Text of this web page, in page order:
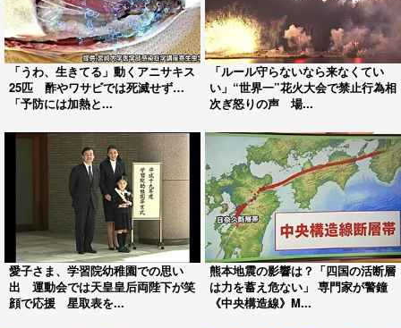
「うわ、生きてる」動くアニサキス
25匹 酢やワサビでは死滅せず…
「予防には加熱と...
「ルール守らないなら来なくてい
い」“世界一”花火大会で禁止行為相
次ぎ怒りの声 場...
愛子さま、学習院幼稚園での思い
出 運動会では天皇皇后両陛下が笑
顔で応援 星取表を...
熊本地震の影響は？「四国の活断層
は力を蓄え危ない」 専門家が警鐘
《中央構造線》M...